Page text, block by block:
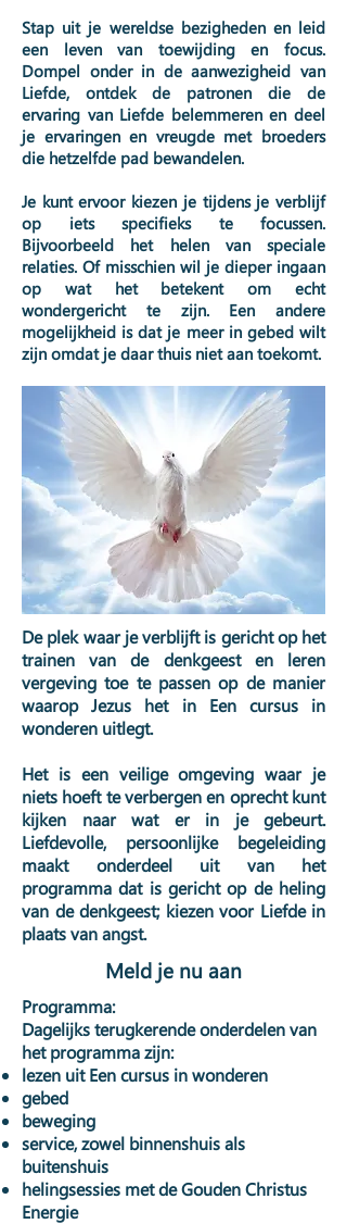
Stap uit je wereldse bezigheden en leid
een leven van toewijding en focus.
Dompel onder in de aanwezigheid van
Liefde, ontdek de patronen die de
ervaring van Liefde belemmeren en deel
je ervaringen en vreugde met broeders
die hetzelfde pad bewandelen.
Je kunt ervoor kiezen je tijdens je verblijf
op iets specifieks te focussen.
Bijvoorbeeld het helen van speciale
relaties. Of misschien wil je dieper ingaan
op wat het betekent om echt
wondergericht te zijn. Een andere
mogelijkheid is dat je meer in gebed wilt
zijn omdat je daar thuis niet aan toekomt.
De plek waar je verblijft is gericht op het
trainen van de denkgeest en leren
vergeving toe te passen op de manier
waarop Jezus het in Een cursus in
wonderen uitlegt.
Het is een veilige omgeving waar je
niets hoeft te verbergen en oprecht kunt
kijken naar wat er in je gebeurt.
Liefdevolle, persoonlijke begeleiding
maakt onderdeel uit van het
programma dat is gericht op de heling
van de denkgeest; kiezen voor Liefde in
plaats van angst.
Meld je nu aan
Programma:
Dagelijks terugkerende onderdelen van
het programma zijn:
lezen uit Een cursus in wonderen
gebed
beweging
service, zowel binnenshuis als
buitenshuis
helingsessies met de Gouden Christus
Energie